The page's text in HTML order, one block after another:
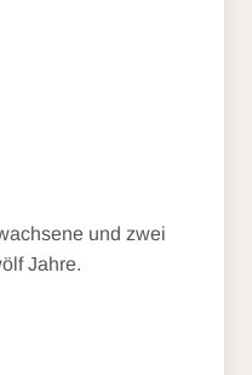
und zwei
Jahre.